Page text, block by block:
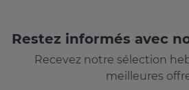
Restez informés avec
Recevez notre sélection
meilleures